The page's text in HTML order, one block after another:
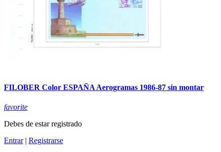
FILOBER Color ESPAÑA Aerogramas 1986-87 sin montar
favorite
Debes de estar registrado
Entrar| Registrarse